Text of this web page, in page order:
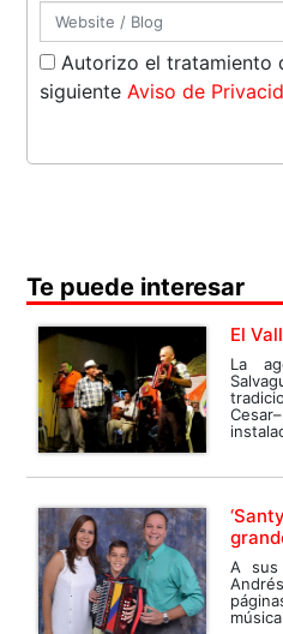
Autorizo el tratamiento
siguienteAviso de
Te puede interesar
El
La
A sus